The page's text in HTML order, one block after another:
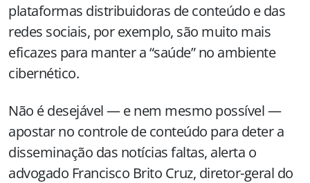
plataformas distribuidoras de conteúdo e das
redes sociais, por exemplo, são muito mais
eficazes para manter a “saúde” no ambiente
cibernético.
Não é desejável — e nem mesmo possível —
apostar no controle de conteúdo para deter a
disseminação das notícias faltas, alerta o
advogado Francisco Brito Cruz, diretor-geral do